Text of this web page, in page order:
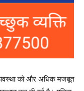
को और अधिक मजबूत